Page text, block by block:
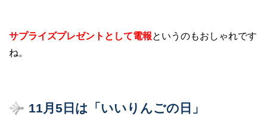
サプライズプレゼントとして電報というのもおしゃれです
ね。
11月5日は「いいりんごの日」